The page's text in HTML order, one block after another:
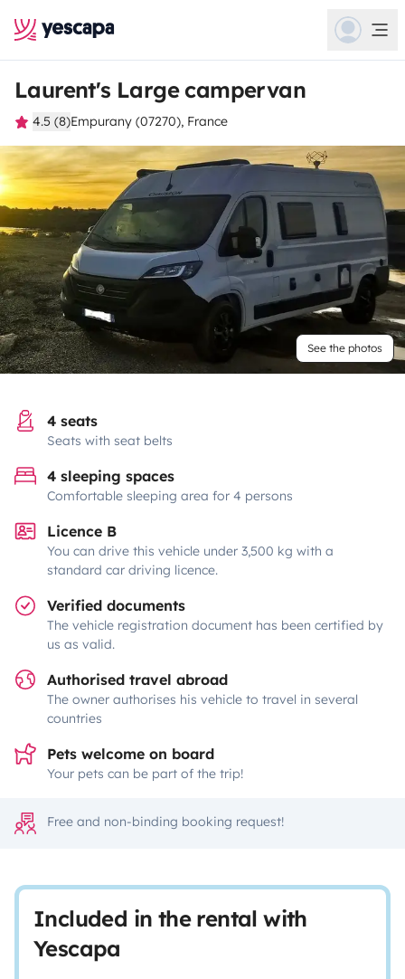
Laurent's Large campervan
4.5 (8)Empurany (07270), France
See the photos
4 seats
Seats with seat belts
4 sleeping spaces
Comfortable sleeping area for 4 persons
Licence B
You can drive this vehicle under 3,500 kg with a
standard car driving licence.
Verified documents
The vehicle registration document has been certified by
us as valid.
Authorised travel abroad
The owner authorises his vehicle to travel in several
countries
Pets welcome on board
Your pets can be part of the trip!
Free and non-binding booking request!
Included in the rental with
Yescapa